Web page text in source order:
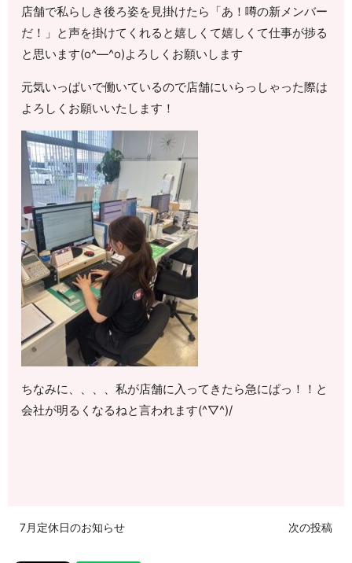
店舗で私らしき後ろ姿を見掛けたら「あ！噂の新メンバー
だ！」と声を掛けてくれると嬉しくて嬉しくて仕事が捗る
と思います(o^―^o)よろしくお願いします
元気いっぱいで働いているので店舗にいらっしゃった際は
よろしくお願いいたします！
ちなみに、、、、私が店舗に入ってきたら急にぱっ！！と
会社が明るくなるねと言われます(^▽^)/
7月定休日のお知らせ 次の投稿